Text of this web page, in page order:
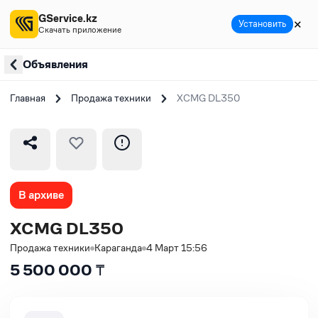
Объявления
Главная Продажа техники XCMG DL350
В архиве
XCMG DL350
Продажа техники Караганда 4 Март 15:56
5 500 000 ₸
GService.kz
Скачать приложение Установить ✕